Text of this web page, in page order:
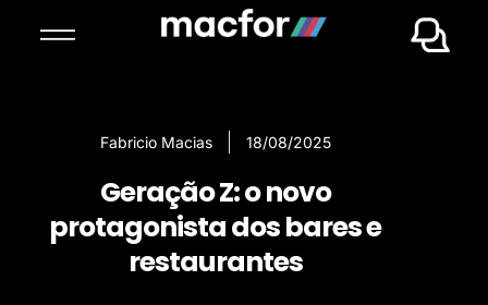
Fabricio Macias 18/08/2025
Geração Z: o novo
protagonista dos bares e
restaurantes